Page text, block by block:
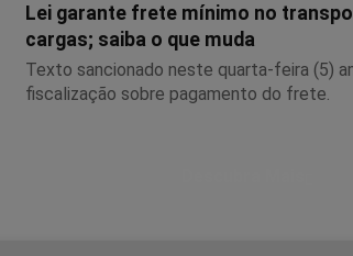
Lei garante frete mínimo no
cargas; saiba o que muda
Texto sancionado neste quarta-feira (5)
fiscalização sobre pagamento do frete.